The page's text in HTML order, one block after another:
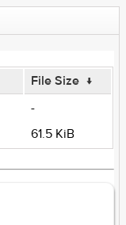
File Size ↓
-
61.5 KiB